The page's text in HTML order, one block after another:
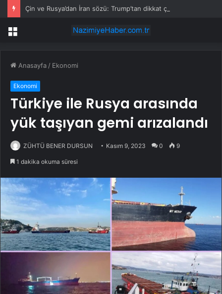
Çin ve Rusya’dan İran sözü: Trump’tan dikkat çeken çıkış
Menü
Anasayfa / Ekonomi
Ekonomi
Türkiye ile Rusya arasında
yük taşıyan gemi arızalandı
ZÜHTÜ BENER DURSUN Kasım 9, 2023 0 9
1 dakika okuma süresi